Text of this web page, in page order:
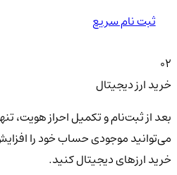
ثبت نام سریع
02
خرید ارز دیجیتال
بعد از ثبت‌نام و تکمیل احراز هویت، تنها
می‌توانید موجودی حساب خود را
خرید ارزهای دیجیتال کنید.